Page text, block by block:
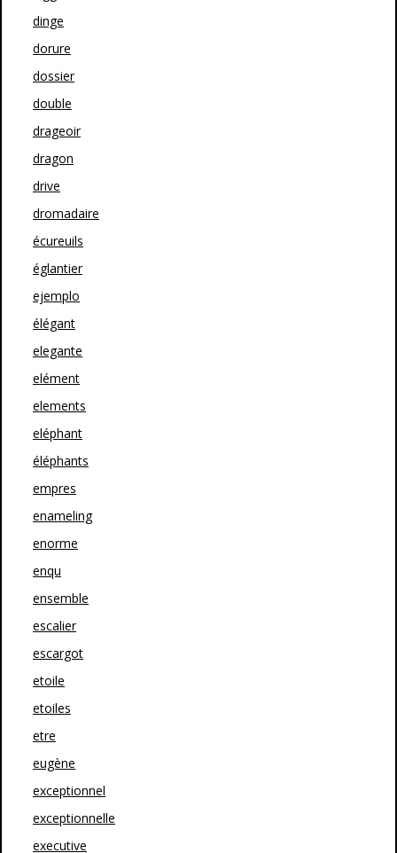
dinge
dorure
dossier
double
drageoir
dragon
drive
dromadaire
écureuils
églantier
ejemplo
élégant
elegante
elément
elements
eléphant
éléphants
empres
enameling
enorme
enqu
ensemble
escalier
escargot
etoile
etoiles
etre
eugène
exceptionnel
exceptionnelle
executive